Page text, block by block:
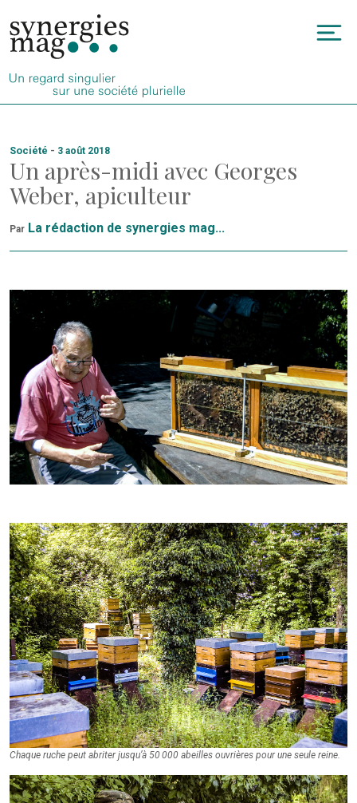
au
contenu
Société - 3 août 2018
Un après-midi avec Georges
Weber, apiculteur
Par La rédaction de synergies mag...
Chaque ruche peut abriter jusqu’à 50 000 abeilles ouvrières pour une seule reine.